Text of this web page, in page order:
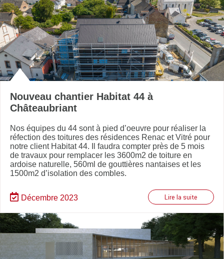
Nouveau chantier Habitat 44 à
Châteaubriant
Nos équipes du 44 sont à pied d’oeuvre pour réaliser la
réfection des toitures des résidences Renac et Vitré pour
notre client Habitat 44. Il faudra compter près de 5 mois
de travaux pour remplacer les 3600m2 de toiture en
ardoise naturelle, 560ml de gouttières nantaises et les
1500m2 d’isolation des combles.
Décembre 2023 Lire la suite